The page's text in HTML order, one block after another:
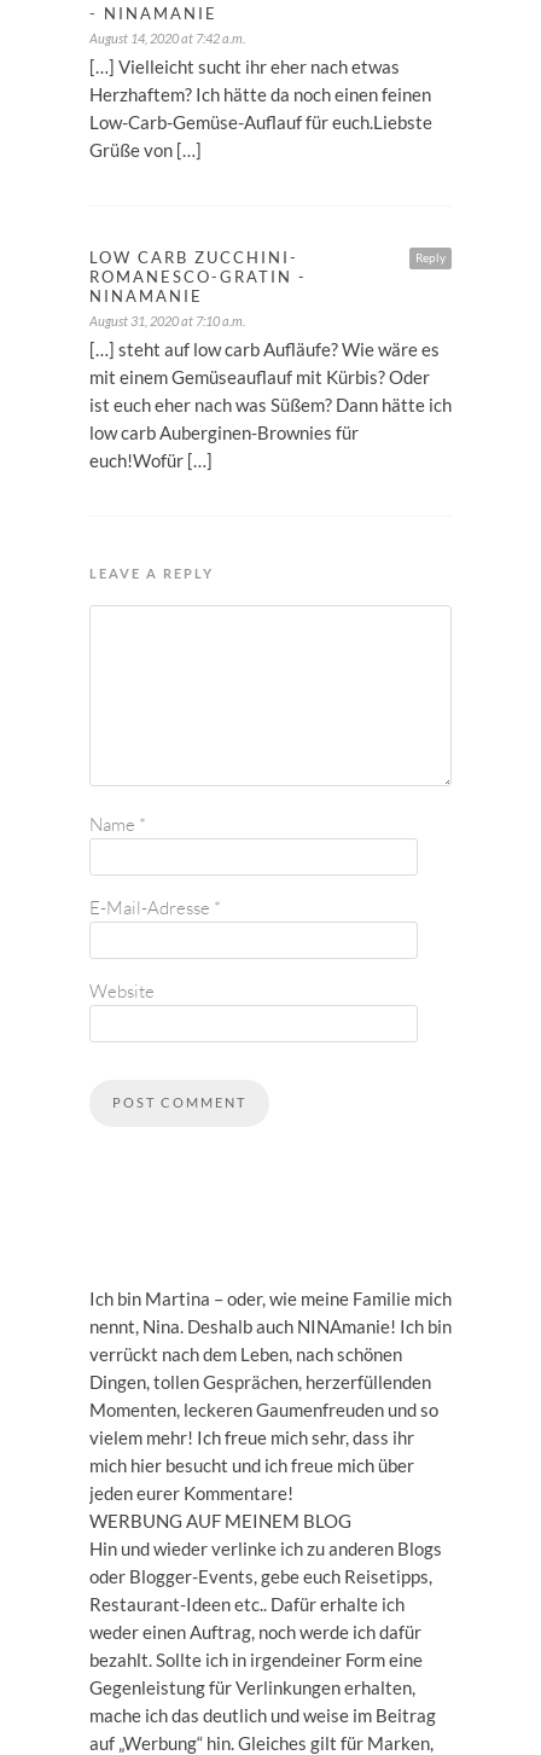
- NINAMANIE
August 14, 2020 at 7:42 a.m.
[…] Vielleicht sucht ihr eher nach etwas
Herzhaftem? Ich hätte da noch einen feinen
Low-Carb-Gemüse-Auflauf für euch.Liebste
Grüße von […]
Reply
LOW CARB ZUCCHINI-
ROMANESCO-GRATIN -
NINAMANIE
August 31, 2020 at 7:10 a.m.
[…] steht auf low carb Aufläufe? Wie wäre es
mit einem Gemüseauflauf mit Kürbis? Oder
ist euch eher nach was Süßem? Dann hätte ich
low carb Auberginen-Brownies für
euch!Wofür […]
LEAVE A REPLY
Name *
E-Mail-Adresse *
Website
Ich bin Martina – oder, wie meine Familie mich
nennt, Nina. Deshalb auch NINAmanie! Ich bin
verrückt nach dem Leben, nach schönen
Dingen, tollen Gesprächen, herzerfüllenden
Momenten, leckeren Gaumenfreuden und so
vielem mehr! Ich freue mich sehr, dass ihr
mich hier besucht und ich freue mich über
jeden eurer Kommentare!
WERBUNG AUF MEINEM BLOG
Hin und wieder verlinke ich zu anderen Blogs
oder Blogger-Events, gebe euch Reisetipps,
Restaurant-Ideen etc.. Dafür erhalte ich
weder einen Auftrag, noch werde ich dafür
bezahlt. Sollte ich in irgendeiner Form eine
Gegenleistung für Verlinkungen erhalten,
mache ich das deutlich und weise im Beitrag
auf „Werbung“ hin. Gleiches gilt für Marken,